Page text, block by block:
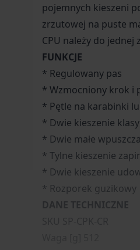
pojemnych kieszeni
zrzutowej na puste
CPU należy do
FUNKCJE
* Regulowany pas
* Wzmocniony krok i
* Pętle na karabinki
* Dwie kieszenie
* Dwie małe
* Tylne kieszenie
* Dwie kieszenie
* Rozporek guzikowy
DANE TECHNICZNE